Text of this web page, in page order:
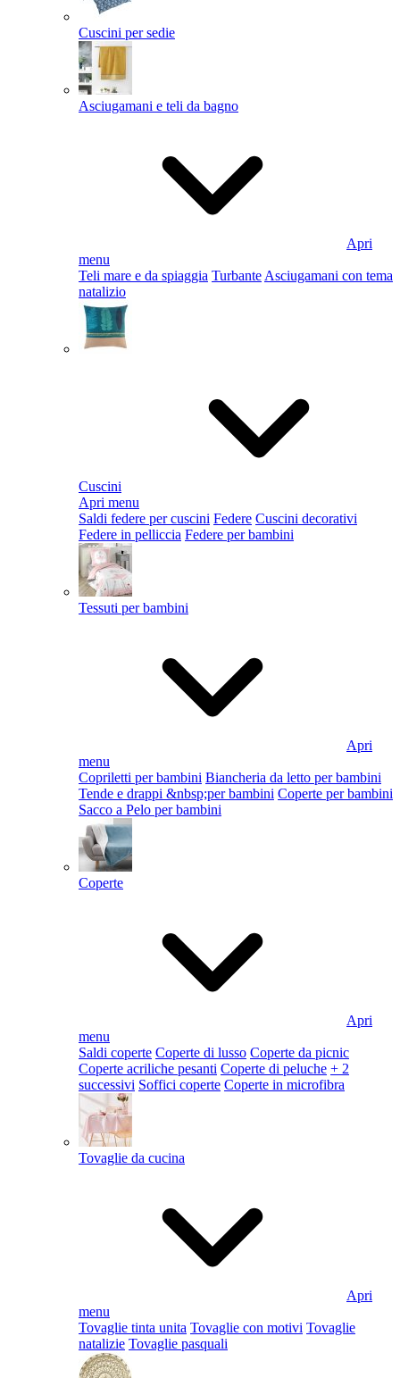
Cuscini per sedie
Asciugamani e teli da bagno
Apri
menu
Teli mare e da spiaggia Turbante Asciugamani con tema
natalizio
Cuscini
Apri menu
Saldi federe per cuscini Federe Cuscini decorativi
Federe in pelliccia Federe per bambini
Tessuti per bambini
Apri
menu
Copriletti per bambini Biancheria da letto per bambini
Tende e drappi &nbsp;per bambini Coperte per bambini
Sacco a Pelo per bambini
Coperte
Apri
menu
Saldi coperte Coperte di lusso Coperte da picnic
Coperte acriliche pesanti Coperte di peluche + 2
successivi Soffici coperte Coperte in microfibra
Tovaglie da cucina
Apri
menu
Tovaglie tinta unita Tovaglie con motivi Tovaglie
natalizie Tovaglie pasquali